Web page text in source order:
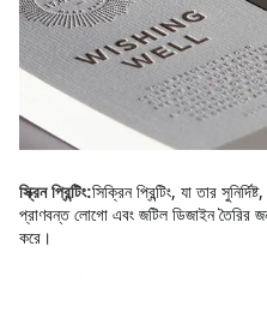
স্ক্রিন প্রিন্টিং:সিক্রিন প্রিন্টিং, যা তার
প্রাণবন্ত লোগো এবং জটিল ডিজাইন তৈরির
করে।